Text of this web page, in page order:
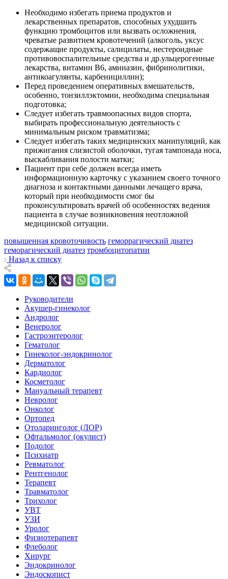
Необходимо избегать приема продуктов и
лекарственных препаратов, способных ухудшить
функцию тромбоцитов или вызвать осложнения,
чреватые развитием кровотечений (алкоголь, уксус
содержащие продукты, салицилаты, нестероидные
противовоспалительные средства и др.ульцерогенные
лекарства, витамин В6, аминазин, фибринолитики,
антикоагулянты, карбенициллин);
Перед проведением оперативных вмешательств,
особенно, тонзиллэктомии, необходима специальная
подготовка;
Следует избегать травмоопасных видов спорта,
выбирать профессиональную деятельность с
минимальным риском травматизма;
Следует избегать таких медицинских манипуляций, как
прижигания слизистой оболочки, тугая тампонада носа,
выскабливания полости матки;
Пациент при себе должен всегда иметь
информационную карточку с указанием своего точного
диагноза и контактными данными лечащего врача,
который при необходимости смог бы
проконсультировать врачей об особенностях ведения
пациента в случае возникновения неотложной
медицинской ситуации.
повышенная кровоточивость геморрагический диатез
геморагический диатез тромбоцитопатии
Назад к списку
Руководители
Акушер-гинеколог
Андролог
Венеролог
Гастроэнтеролог
Гематолог
Гинеколог-эндокринолог
Дерматолог
Кардиолог
Косметолог
Мануальный терапевт
Невролог
Онколог
Ортопед
Отоларинголог (ЛОР)
Офтальмолог (окулист)
Подолог
Психиатр
Ревматолог
Рентгенолог
Терапевт
Травматолог
Трихолог
УВТ
УЗИ
Уролог
Физиотерапевт
Флеболог
Хирург
Эндокринолог
Эндоскопист